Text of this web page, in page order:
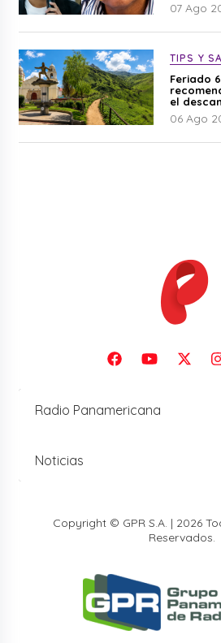
07 Ago
TIPS Y
Feriado
el
06 Ago
Radio Panamericana
Noticias
Copyright © GPR S.A. | 2026
Reservados.